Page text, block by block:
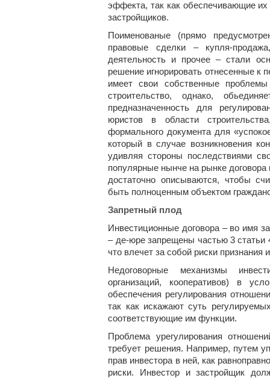
эффекта, так как обеспечивающие
застройщиков.
Поименованые (прямо
правовые сделки – купля-
деятельность и прочее – стали
решение игнорировать отнесенные к
имеет свои собственные
строительство, однако,
предназначенность для
юристов в области
формального документа для
который в случае возникновения
удивляя стороны последствиями
популярные нынче на рынке
достаточно описываются, чтобы
быть полноценным объектом
Запретный плод
Инвестиционные договора – во имя
– де-юре запрещены частью 3 статьи
что влечет за собой риски
Недоговорные механизмы
организаций, кооперативов) в
обеспечения регулирования
так как искажают суть
соответствующие им функции.
Проблема урегулирования
требует решения. Например, путем
прав инвестора в ней, как
риски. Инвестор и застройщик